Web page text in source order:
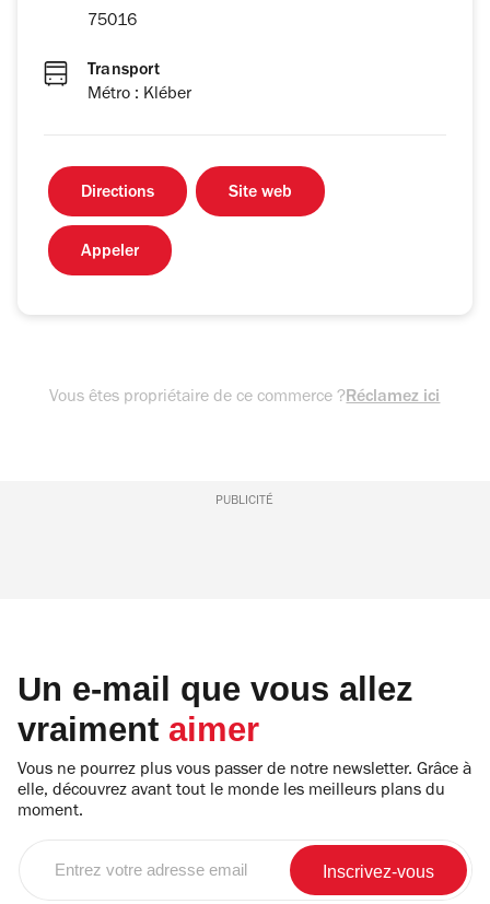
75016
Transport
Métro : Kléber
Directions Site web
Appeler
Vous êtes propriétaire de ce commerce ?Réclamez ici
PUBLICITÉ
Un e-mail que vous allez
vraiment aimer
Vous ne pourrez plus vous passer de notre newsletter. Grâce à
elle, découvrez avant tout le monde les meilleurs plans du
moment.